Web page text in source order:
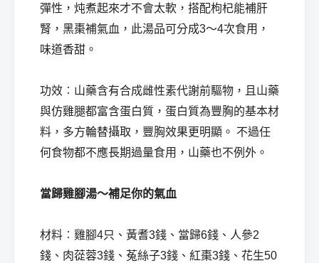
彈性，炖煮起來才不會太軟，搭配枸杞能補肝
腎，黑棗補氣血，此湯品可分成3～4次食用，
味道香甜。
功效︰山藥含有合成雌性素代謝前驅物，且山藥
與仿雞腿都富含蛋白質，蛋白質為豐胸的基本材
料，多方輪替攝取，豐胸效果更明顯。 不過任
何食物都不應長期過量食用，山藥也不例外。
當歸雞腳湯～補足你的氣血
材料︰雞腳4只、黃耆3錢、當歸6錢、人參2
錢、肉蓯蓉3錢、菟絲子3錢、紅棗3錢、花生50